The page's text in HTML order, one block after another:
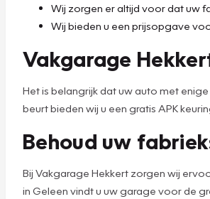
Wij zorgen er altijd voor dat uw
Wij bieden u een prijsopgave
Vakgarage
Het is belangrijk dat uw auto met
beurt bieden wij u een gratis APK
Behoud uw
Bij Vakgarage Hekkert zorgen wij
in Geleen vindt u uw garage voor de